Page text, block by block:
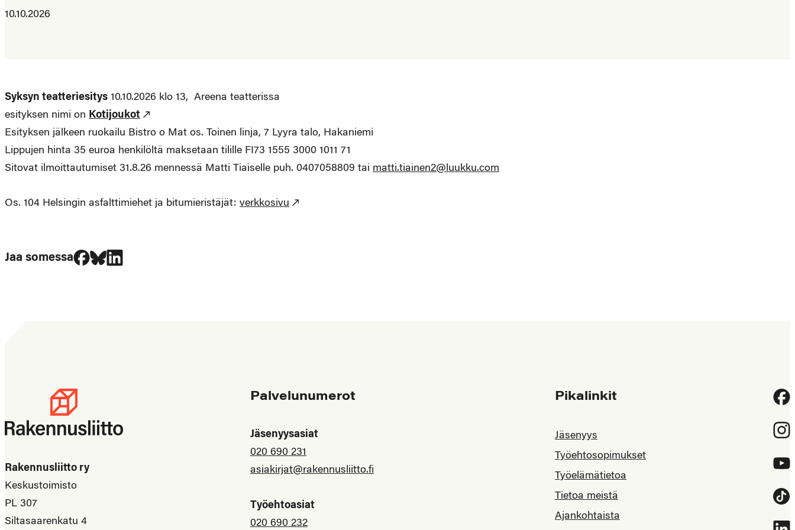
10.10.2026
Syksyn teatteriesitys 10.10.2026 klo 13, Areena teatterissa
esityksen nimi on Kotijoukot
Esityksen jälkeen ruokailu Bistro o Mat os. Toinen linja, 7 Lyyra talo, Hakaniemi
Lippujen hinta 35 euroa henkilöltä maksetaan tilille FI73 1555 3000 1011 71
Sitovat ilmoittautumiset 31.8.26 mennessä Matti Tiaiselle puh. 0407058809 tai matti.tiainen2@luukku.com
Os. 104 Helsingin asfalttimiehet ja bitumieristäjät: verkkosivu
Jaa somessa
Jaa Facebookissa
Jaa Blueskyssa
Jaa LinkedIn:ssä
Rakennusliitto ry
Keskustoimisto
PL 307
Siltasaarenkatu 4
Palvelunumerot
Jäsenyysasiat
020 690 231
asiakirjat@rakennusliitto.fi
Työehtoasiat
020 690 232
Pikalinkit
Jäsenyys
Työehtosopimukset
Työelämätietoa
Tietoa meistä
Ajankohtaista